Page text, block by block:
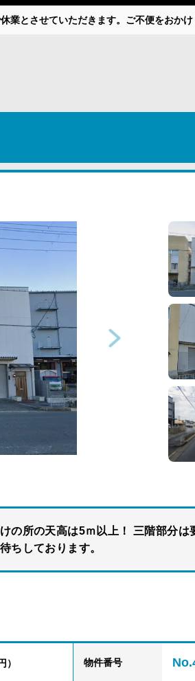
業とさせていただきます。ご不便をおか
の所の天高は5ｍ以上！ 三階部分は
ちしております。
） 物件番号